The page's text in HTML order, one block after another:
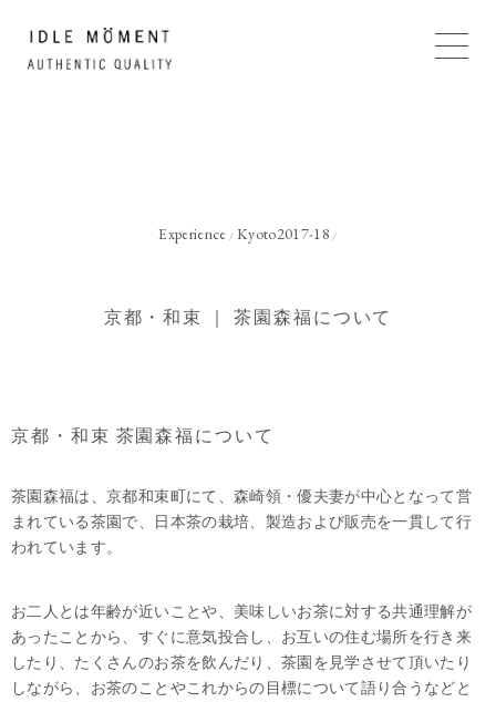
Experience / Kyoto2017-18 /
京都・和束 ｜ 茶園森福について
京都・和束 茶園森福について
茶園森福は、京都和束町にて、森崎領・優夫妻が中心となって営
まれている茶園で、日本茶の栽培、製造および販売を一貫して行
われています。
お二人とは年齢が近いことや、美味しいお茶に対する共通理解が
あったことから、すぐに意気投合し、お互いの住む場所を行き来
したり、たくさんのお茶を飲んだり、茶園を見学させて頂いたり
しながら、お茶のことやこれからの目標について語り合うなどと